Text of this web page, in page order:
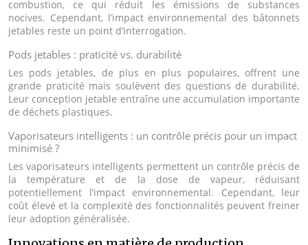
combustion, ce qui réduit les émissions de substances
nocives. Cependant, l’impact environnemental des bâtonnets
jetables reste un point d’interrogation.
Pods jetables : praticité vs. durabilité
Les pods jetables, de plus en plus populaires, offrent une
grande praticité mais soulèvent des questions de durabilité.
Leur conception jetable entraîne une accumulation importante
de déchets plastiques.
Vaporisateurs intelligents : un contrôle précis pour un impact
minimisé ?
Les vaporisateurs intelligents permettent un contrôle précis de
la température et de la dose de vapeur, réduisant
potentiellement l’impact environnemental. Cependant, leur
coût élevé et la complexité des fonctionnalités peuvent freiner
leur adoption généralisée.